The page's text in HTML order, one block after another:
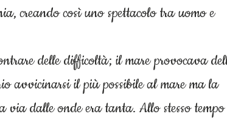
creando così uno spettacolo tra uomo e
delle difficoltà; il mare provocava
avvicinarsi il più possibile al mare ma la
via dalle onde era tanta. Allo stesso tempo